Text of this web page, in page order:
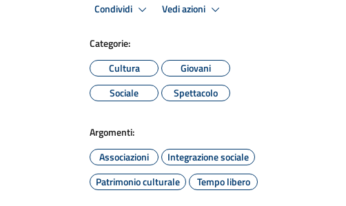
Condividi Vedi azioni
Categorie:
Cultura
Giovani
Sociale
Spettacolo
Argomenti:
Associazioni
Integrazione sociale
Patrimonio culturale
Tempo libero